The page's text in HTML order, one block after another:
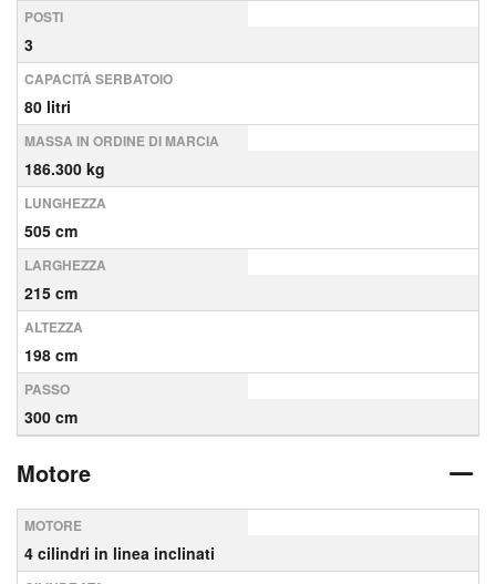
POSTI
3
CAPACITÀ SERBATOIO
80 litri
MASSA IN ORDINE DI MARCIA
186.300 kg
LUNGHEZZA
505 cm
LARGHEZZA
215 cm
ALTEZZA
198 cm
PASSO
300 cm
Motore
MOTORE
4 cilindri in linea inclinati